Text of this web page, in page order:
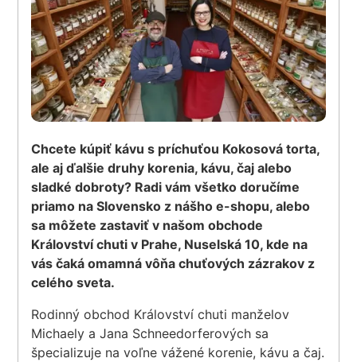
Chcete kúpiť kávu s príchuťou Kokosová torta,
ale aj ďalšie druhy korenia, kávu, čaj alebo
sladké dobroty? Radi vám všetko doručíme
priamo na Slovensko z nášho e-shopu, alebo
sa môžete zastaviť v našom obchode
Království chuti v Prahe, Nuselská 10, kde na
vás čaká omamná vôňa chuťových zázrakov z
celého sveta.
Rodinný obchod Království chuti manželov
Michaely a Jana Schneedorferových sa
špecializuje na voľne vážené korenie, kávu a čaj.